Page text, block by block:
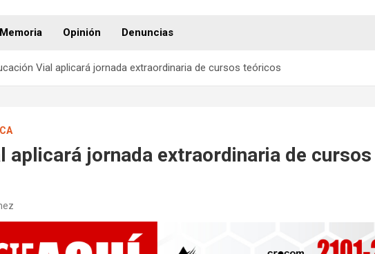
Memoria Opinión Denuncias
Vial aplicará jornada extraordinaria de cursos teóricos
aplicará jornada extraordinaria de cursos